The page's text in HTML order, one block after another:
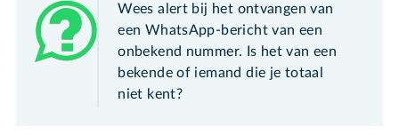
Wees alert bij het ontvangen van
een WhatsApp-bericht van een
onbekend nummer. Is het van een
bekende of iemand die je totaal
niet kent?